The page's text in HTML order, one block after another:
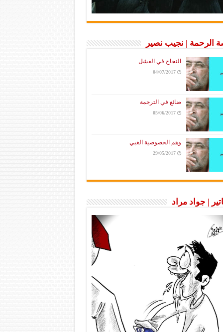
الرحمة | نجيب نصير
النجاح في الفشل
04/07/2017
ضائع في الترجمة
05/06/2017
وهم الخصوصية الغبي
29/05/2017
| جواد مراد